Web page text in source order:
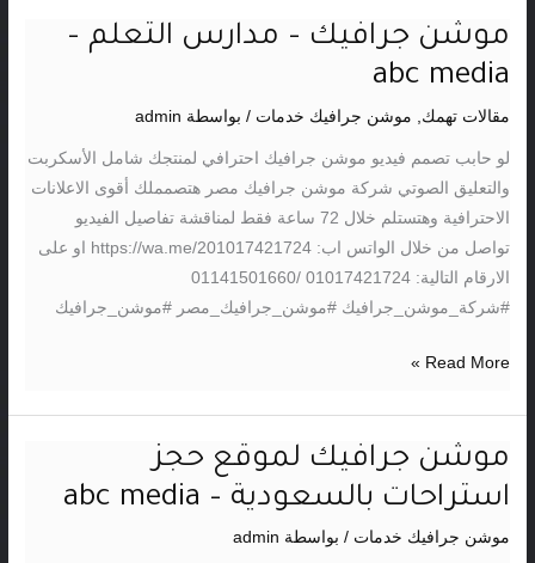
موشن جرافيك – مدارس التعلم –
abc media
مقالات تهمك موشن جرافيك خدمات / بواسطة admin
لو حابب تصمم فيديو موشن جرافيك احترافي لمنتجك شامل الأسكربت
والتعليق الصوتي شركة موشن جرافيك مصر هتصمملك أقوى الاعلانات
الاحترافية وهتستلم خلال 72 ساعة فقط لمناقشة تفاصيل الفيديو
تواصل من خلال الواتس اب: https://wa.me/201017421724 او على
الارقام التالية: 01017421724 /01141501660
#شركة_موشن_جرافيك #موشن_جرافيك_مصر #موشن_جرافيك
موشن
جرافيك
مدارس
التعلم
abc
media
Read More »
موشن جرافيك لموقع حجز
استراحات بالسعودية – abc media
موشن جرافيك خدمات / بواسطة admin
موشن
جرافيك
حجز